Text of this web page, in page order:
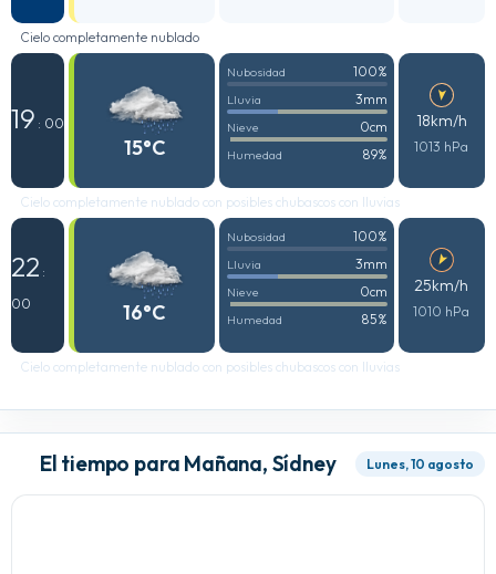
Cielo completamente nublado
19 : 00
15°C
Nubosidad 100%
Lluvia 3mm
Nieve 0cm
Humedad 89%
18km/h
1013 hPa
Cielo completamente nublado con posibles chubascos con lluvias
22 :
00
16°C
Nubosidad 100%
Lluvia 3mm
Nieve 0cm
Humedad 85%
25km/h
1010 hPa
Cielo completamente nublado con posibles chubascos con lluvias
El tiempo para Mañana, Sídney Lunes, 10 agosto